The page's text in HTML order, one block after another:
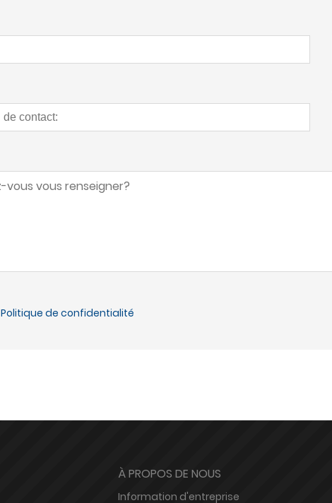
Politique de confidentialité
À PROPOS DE NOUS
Information d'entreprise